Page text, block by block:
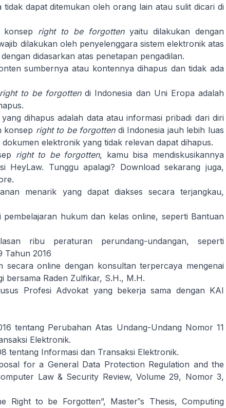
dapat ditemukan oleh orang lain atau sulit dicari di
konsep right to be forgotten yaitu dilakukan dengan
dilakukan oleh penyelenggara sistem elektronik atas
didasarkan atas penetapan pengadilan.
sumbernya atau kontennya dihapus dan tidak ada
right to be forgottendi Indonesia dan Uni Eropa adalah
dihapus adalah data atau informasi pribadi dari diri
konsep right to be forgotten di Indonesia jauh lebih luas
elektronik yang tidak relevan dapat dihapus.
right to be forgotten, kamu bisa mendiskusikannya
HeyLaw. Tunggu apalagi? Download sekarang juga,
menarik yang dapat diakses secara terjangkau,
pembelajaran hukum dan kelas online, seperti Bantuan
ribu peraturan perundang-undangan, seperti
Tahun 2016
secara online dengan konsultan terpercaya mengenai
bersama Raden Zulfikar, S.H., M.H.
Profesi Advokat yang bekerja sama dengan KAI
tentang Perubahan Atas Undang-Undang Nomor 11
Elektronik.
tentang Informasi dan Transaksi Elektronik.
for a General Data Protection Regulation and the
Law & Security Review, Volume 29, Nomor 3,
Right to be Forgotten”, Master‟s Thesis, Computing